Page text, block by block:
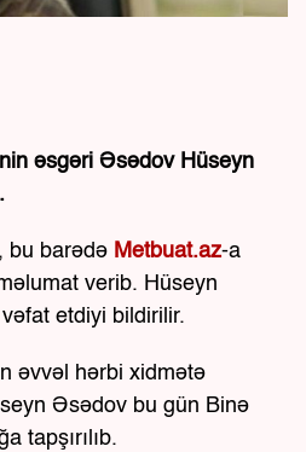
əsgəri Əsədov Hüseyn
bu barədə Metbuat.az-a
verib. Hüseyn
etdiyi bildirilir.
əvvəl hərbi xidmətə
Əsədov bu gün Binə
tapşırılıb.